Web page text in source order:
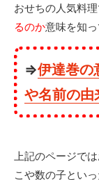
おせちの人気料
るのか意味を知
⇒伊達巻の
や名前の由
上記のページで
こや数の子とい